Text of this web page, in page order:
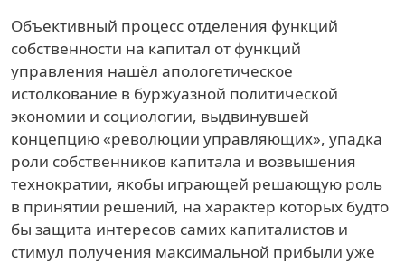
Объективный процесс отделения функций
собственности на капитал от функций
управления нашёл апологетическое
истолкование в буржуазной политической
экономии и социологии, выдвинувшей
концепцию «революции управляющих», упадка
роли собственников капитала и возвышения
технократии, якобы играющей решающую роль
в принятии решений, на характер которых будто
бы защита интересов самих капиталистов и
стимул получения максимальной прибыли уже